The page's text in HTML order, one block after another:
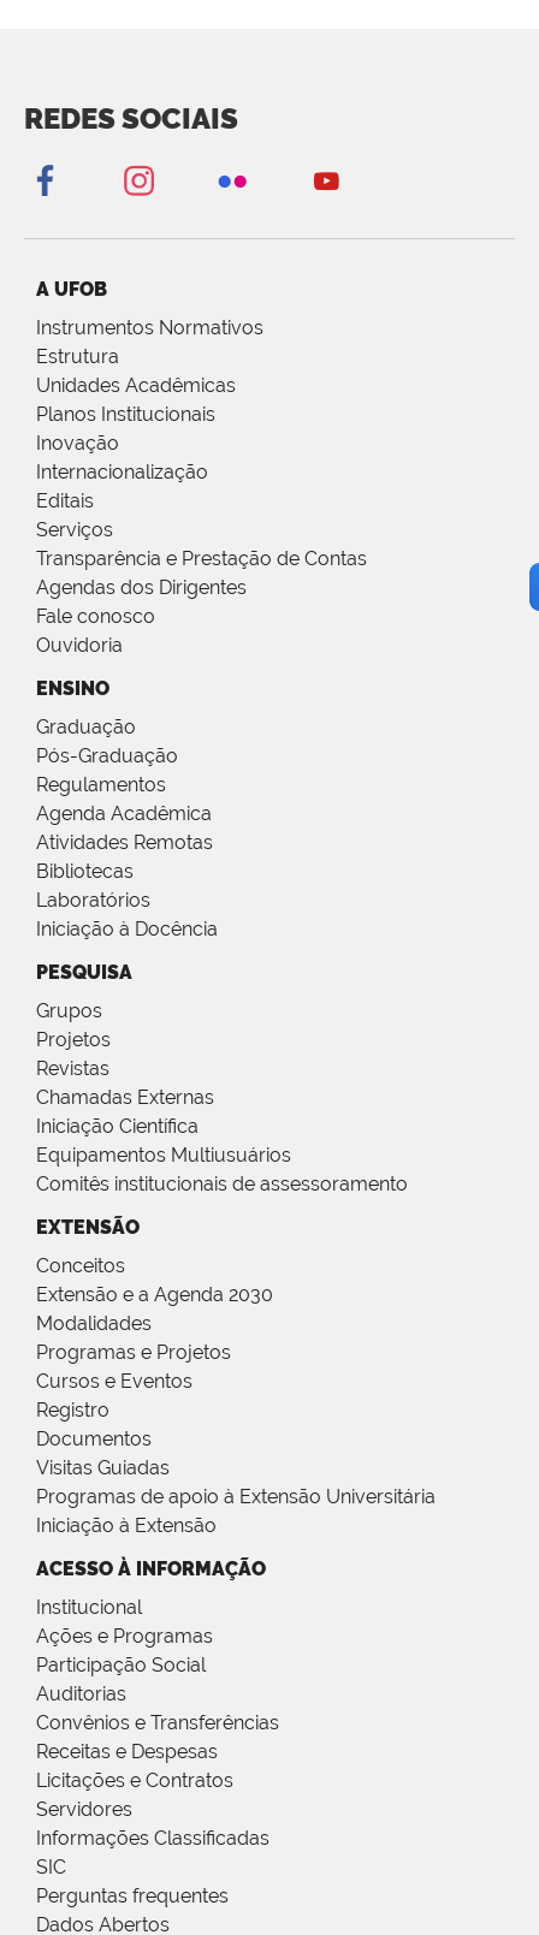
REDES SOCIAIS
A UFOB
Instrumentos Normativos
Estrutura
Unidades Acadêmicas
Planos Institucionais
Inovação
Internacionalização
Editais
Serviços
Transparência e Prestação de Contas
Agendas dos Dirigentes
Fale conosco
Ouvidoria
ENSINO
Graduação
Pós-Graduação
Regulamentos
Agenda Acadêmica
Atividades Remotas
Bibliotecas
Laboratórios
Iniciação à Docência
PESQUISA
Grupos
Projetos
Revistas
Chamadas Externas
Iniciação Científica
Equipamentos Multiusuários
Comitês institucionais de assessoramento
EXTENSÃO
Conceitos
Extensão e a Agenda 2030
Modalidades
Programas e Projetos
Cursos e Eventos
Registro
Documentos
Visitas Guiadas
Programas de apoio à Extensão Universitária
Iniciação à Extensão
ACESSO À INFORMAÇÃO
Institucional
Ações e Programas
Participação Social
Auditorias
Convênios e Transferências
Receitas e Despesas
Licitações e Contratos
Servidores
Informações Classificadas
SIC
Perguntas frequentes
Dados Abertos